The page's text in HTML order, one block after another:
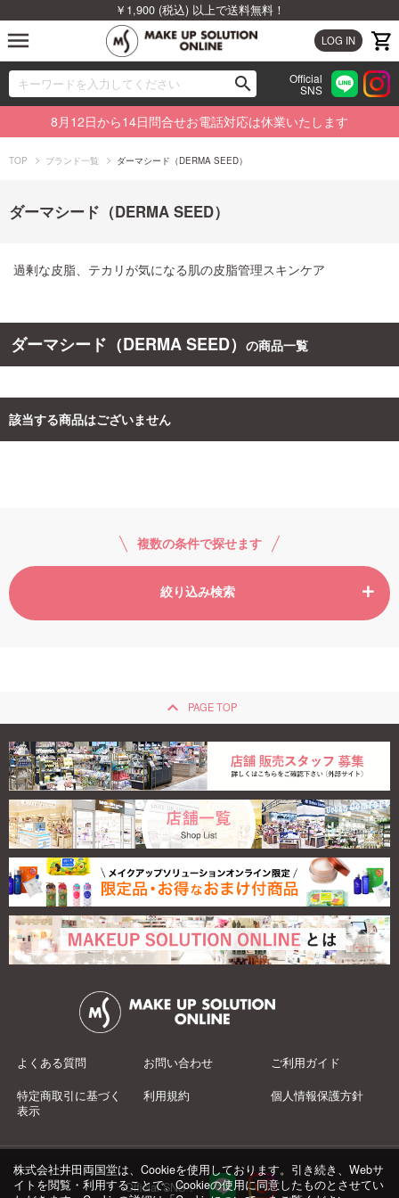
￥1,900 (税込) 以上で送料無料！
LOG IN
menu
search
00
Official
SNS
ブランドから探す
カテゴリから探す
特集から探す
ビューティジャーナルから探す
ご利用ガイド
ログイン・新規会員登録
8月12日から14日問合せお電話対応は休業いたします
TOP ブランド一覧 ダーマシード（DERMA SEED）
ダーマシード（DERMA SEED）
過剰な皮脂、テカリが気になる肌の皮脂管理スキンケア
ダーマシード（DERMA SEED） の商品一覧
該当する商品はございません
複数の条件で探せます
絞り込み検索
keyboard_arrow_up PAGE TOP
よくある質問 お問い合わせ ご利用ガイド
特定商取引に基づく
表示
利用規約 個人情報保護方針
Official SNS：
株式会社井田両国堂は、Cookieを使用しております。引き続き、Webサ
イトを閲覧・利用することで、Cookieの使用に同意したものとさせてい